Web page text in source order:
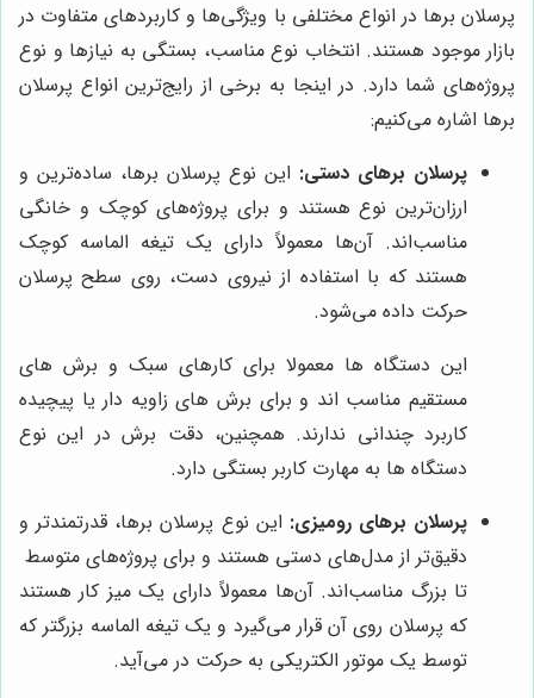
پرسلان برها در انواع مختلفی با ویژگی‌ها و کاربردهای متفاوت در
بازار موجود هستند. انتخاب نوع مناسب، بستگی به نیازها و نوع
پروژه‌های شما دارد. در اینجا به برخی از رایج‌ترین انواع پرسلان
برها اشاره می‌کنیم:
پرسلان برهای دستی: این نوع پرسلان برها، ساده‌ترین و
ارزان‌ترین نوع هستند و برای پروژه‌های کوچک و خانگی
مناسب‌اند. آن‌ها معمولاً دارای یک تیغه الماسه کوچک
هستند که با استفاده از نیروی دست، روی سطح پرسلان
حرکت داده می‌شود.
این دستگاه ها معمولا برای کارهای سبک و برش های
مستقیم مناسب اند و برای برش های زاویه دار یا پیچیده
کاربرد چندانی ندارند. همچنین، دقت برش در این نوع
دستگاه ها به مهارت کاربر بستگی دارد.
پرسلان برهای رومیزی: این نوع پرسلان برها، قدرتمندتر و
دقیق‌تر از مدل‌های دستی هستند و برای پروژه‌های متوسط ​​
تا بزرگ مناسب‌اند. آن‌ها معمولاً دارای یک میز کار هستند
که پرسلان روی آن قرار می‌گیرد و یک تیغه الماسه بزرگتر که
توسط یک موتور الکتریکی به حرکت در می‌آید.